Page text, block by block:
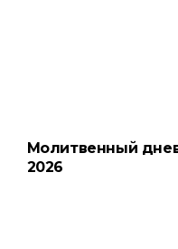
Молитвенный
2026